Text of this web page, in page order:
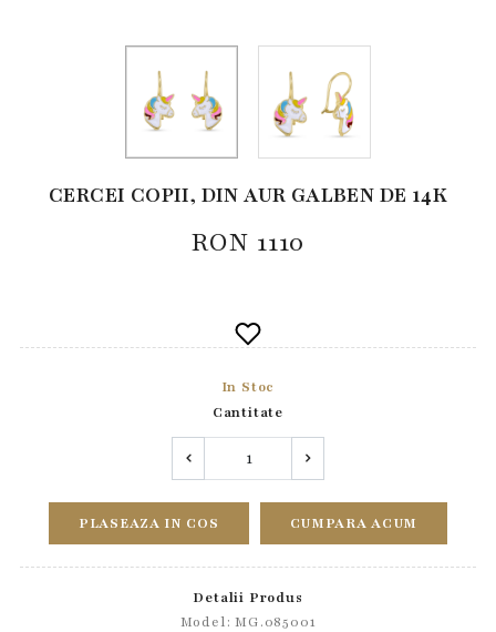
CERCEI COPII, DIN AUR GALBEN DE 14K
RON 1110
In Stoc
Cantitate
PLASEAZA IN COS CUMPARA ACUM
Detalii Produs
Model: MG.085001